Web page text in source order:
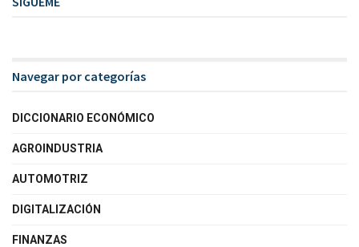
Navegar por categorías
DICCIONARIO ECONÓMICO
AGROINDUSTRIA
AUTOMOTRIZ
DIGITALIZACIÓN
FINANZAS